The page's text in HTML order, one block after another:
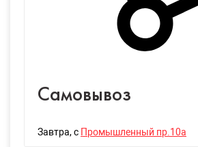
Самовывоз
Завтра, с Промышленный пр.10а